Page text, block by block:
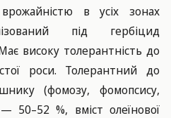
в усіх зонах
під гербіцид
високу толерантність до
роси. Толерантний до
(фомозу, фомопсису,
— 50–52 %, вміст олеїнової